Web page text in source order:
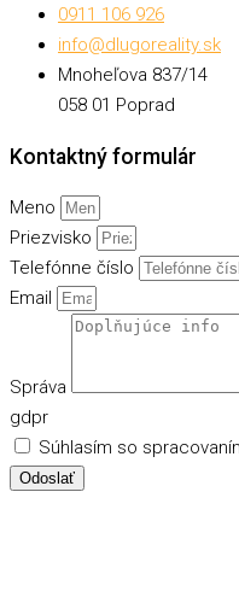
0911 106 926
info@dlugoreality.sk
Mnoheľova 837/14
058 01 Poprad
Kontaktný formulár
Meno
Priezvisko
Telefónne číslo
Email
Správa
gdpr
Súhlasím so
Odoslať